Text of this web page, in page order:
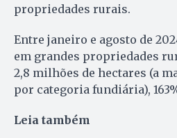
propriedades rurais.
Entre janeiro e agosto de
em grandes propriedades
2,8 milhões de hectares (a
por categoria fundiária),
Leia também